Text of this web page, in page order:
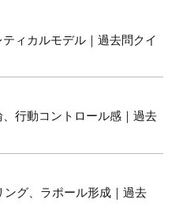
ィカルモデル｜過去問クイ
行動コントロール感｜過去
グ、ラポール形成｜過去